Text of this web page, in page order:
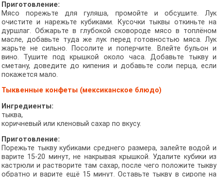
Приготовление:
Мясо порежьте для гуляша, промойте и обсушите. Лук
очистите и нарежьте кубиками. Кусочки тыквы откиньте на
дуршлаг. Обжарьте в глубокой сковороде мясо в топлёном
масле, добавьте туда же лук перед готовностью мяса. Лук
жарьте не сильно. Посолите и поперчите. Влейте бульон и
вино. Тушите под крышкой около часа. Добавьте тыкву и
сметану, доведите до кипения и добавьте соли перца, если
покажется мало.
Тыквенные конфеты (мексиканское блюдо)
Ингредиенты:
тыква,
коричневый или кленовый сахар по вкусу.
Приготовление:
Порежьте тыкву кубиками среднего размера, залейте водой и
варите 15-20 минут, не накрывая крышкой. Удалите кубики из
кастрюли и растворите там сахар, после чего положите тыкву
обратно и варите ещё 15 минут. Оставьте тыкву в сиропе на